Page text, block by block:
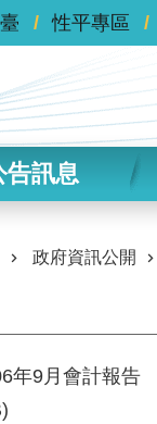
性平專區
告訊息
政府資訊公開
年9月會計報告